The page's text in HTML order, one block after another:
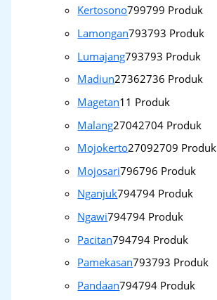
Kertosono799799 Produk
Lamongan793793 Produk
Lumajang793793 Produk
Madiun27362736 Produk
Magetan1 1 Produk
Malang27042704 Produk
Mojokerto27092709 Produk
Mojosari796796 Produk
Nganjuk794794 Produk
Ngawi794794 Produk
Pacitan794794 Produk
Pamekasan793793 Produk
Pandaan794794 Produk